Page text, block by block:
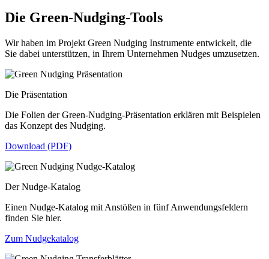
Die Green-Nudging-Tools
Wir haben im Projekt Green Nudging Instrumente entwickelt, die
Sie dabei unterstützen, in Ihrem Unternehmen Nudges umzusetzen.
Die Präsentation
Die Folien der Green-Nudging-Präsentation erklären mit Beispielen
das Konzept des Nudging.
Download (PDF)
Der Nudge-Katalog
Einen Nudge-Katalog mit Anstößen in fünf Anwendungsfeldern
finden Sie hier.
Zum Nudgekatalog